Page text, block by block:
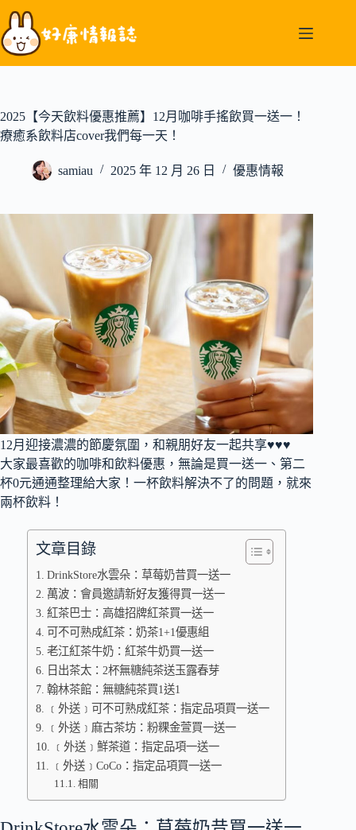
跳
至
主
要
2025【今天飲料優惠推薦】12月咖啡手搖飲買一送一！
療癒系飲料店cover我們每一天！
samiau 2025 年 12 月 26 日 優惠情報
12月迎接濃濃的節慶氛圍，和親朋好友一起共享♥♥♥
大家最喜歡的咖啡和飲料優惠，無論是買一送一、第二
杯0元通通整理給大家！一杯飲料解決不了的問題，就來
兩杯飲料！
文章目錄
DrinkStore水雲朵：草莓奶昔買一送一
萬波：會員邀請新好友獲得買一送一
紅茶巴士：高雄招牌紅茶買一送一
可不可熟成紅茶：奶茶1+1優惠組
老江紅茶牛奶：紅茶牛奶買一送一
日出茶太：2杯無糖純茶送玉露春芽
翰林茶館：無糖純茶買1送1
﹝外送﹞可不可熟成紅茶：指定品項買一送一
﹝外送﹞麻古茶坊：粉粿金萱買一送一
﹝外送﹞鮮茶道：指定品項一送一
﹝外送﹞CoCo：指定品項買一送一
相關